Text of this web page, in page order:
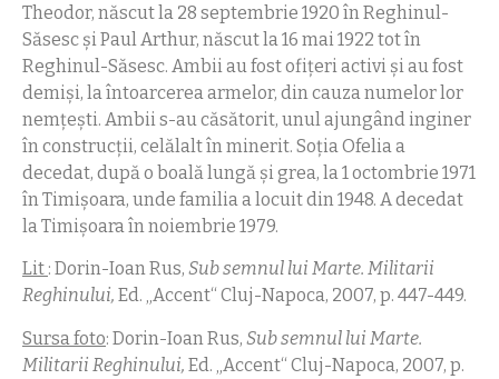
Theodor, născut la 28 septembrie 1920 în Reghinul-
Săsesc şi Paul Arthur, născut la 16 mai 1922 tot în
Reghinul-Săsesc. Ambii au fost ofiţeri activi şi au fost
demişi, la întoarcerea armelor, din cauza numelor lor
nemţeşti. Ambii s-au căsătorit, unul ajungând inginer
în construcţii, celălalt în minerit. Soţia Ofelia a
decedat, după o boală lungă şi grea, la 1 octombrie 1971
în Timişoara, unde familia a locuit din 1948. A decedat
la Timișoara în noiembrie 1979.
Lit : Dorin-Ioan Rus, Sub semnul lui Marte. Militarii
Reghinului, Ed. „Accent“ Cluj-Napoca, 2007, p. 447-449.
Sursa foto: Dorin-Ioan Rus, Sub semnul lui Marte.
Militarii Reghinului, Ed. „Accent“ Cluj-Napoca, 2007, p.